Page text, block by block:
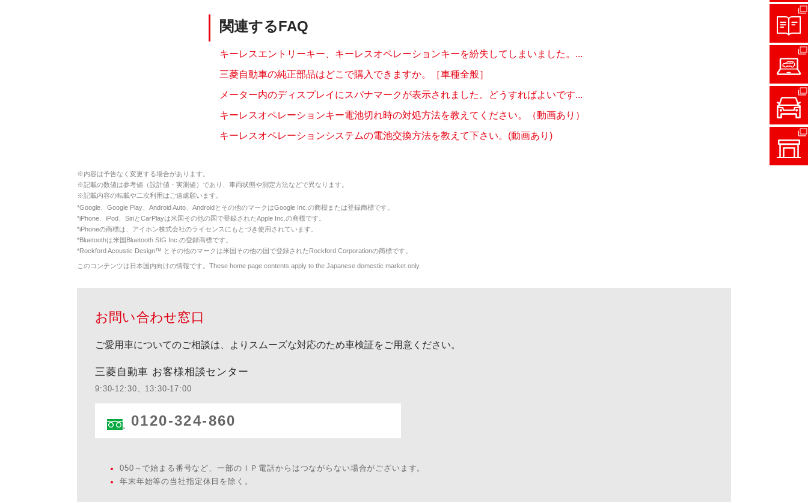
関連するFAQ
キーレスエントリーキー、キーレスオペレーションキーを紛失してしまいました。...
三菱自動車の純正部品はどこで購入できますか。［車種全般］
メーター内のディスプレイにスパナマークが表示されました。どうすればよいです...
キーレスオペレーションキー電池切れ時の対処方法を教えてください。（動画あり）
キーレスオペレーションシステムの電池交換方法を教えて下さい。(動画あり)
※内容は予告なく変更する場合があります。
※記載の数値は参考値（設計値・実測値）であり、車両状態や測定方法などで異なります。
※記載内容の転載や二次利用はご遠慮願います。
*Google、Google Play、Android Auto、Androidとその他のマークはGoogle Inc.の商標または登録商標です。
*iPhone、iPod、SiriとCarPlayは米国その他の国で登録されたApple Inc.の商標です。
*iPhoneの商標は、アイホン株式会社のライセンスにもとづき使用されています。
*Bluetoothは米国Bluetooth SIG Inc.の登録商標です。
*Rockford Acoustic Design™ とその他のマークは米国その他の国で登録されたRockford Corporationの商標です。
このコンテンツは日本国内向けの情報です。These home page contents apply to the Japanese domestic market only.
お問い合わせ窓口
ご愛用車についてのご相談は、よりスムーズな対応のため車検証をご用意ください。
三菱自動車 お客様相談センター
9:30-12:30、13:30-17:00
0120-324-860
050～で始まる番号など、一部のＩＰ電話からはつながらない場合がございます。
年末年始等の当社指定休日を除く。